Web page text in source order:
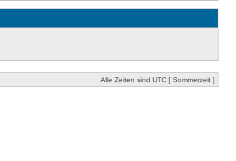
Alle Zeiten sind UTC [ Sommerzeit ]